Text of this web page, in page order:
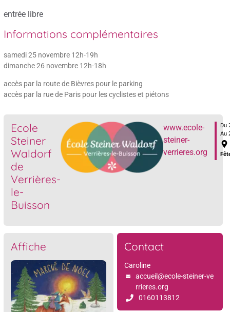
Ecole
Steiner
Waldorf
de
Verrières-
le-
Buisson
www.ecole-
steiner-
verrieres.org
Du
Au
Affiche Contact
Caroline
accueil@ecole-steiner-ve
rrieres.org
0160113812
entrée libre
Informations complémentaires
samedi 25 novembre 12h-19h
dimanche 26 novembre 12h-18h
accès par la route de Bièvres pour le parking
accès par la rue de Paris pour les cyclistes et piétons